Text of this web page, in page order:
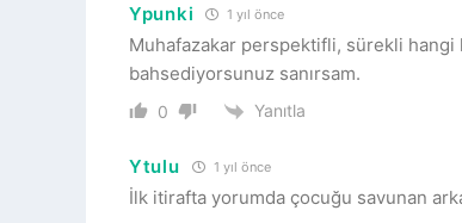
Ypunki 1 yıl önce
Muhafazakar perspektifli, sürekli hangi
bahsediyorsunuz sanırsam.
0 Yanıtla
Ytulu 1 yıl önce
İlk itirafta yorumda çocuğu savunan